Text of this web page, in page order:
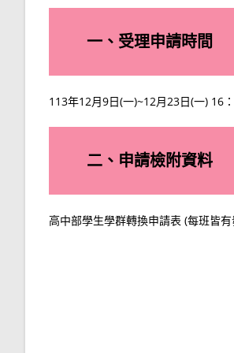
一、受理申請時間
113年12月9日(一)~12月23日(一) 16
二、申請檢附資料
高中部學生學群轉換申請表 (每班皆